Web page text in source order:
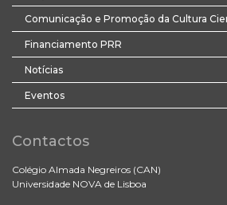
Comunicação e Promoção da Cultura
Financiamento PRR
Notícias
Eventos
Contactos
Colégio Almada Negreiros (CAN)
Universidade NOVA de Lisboa